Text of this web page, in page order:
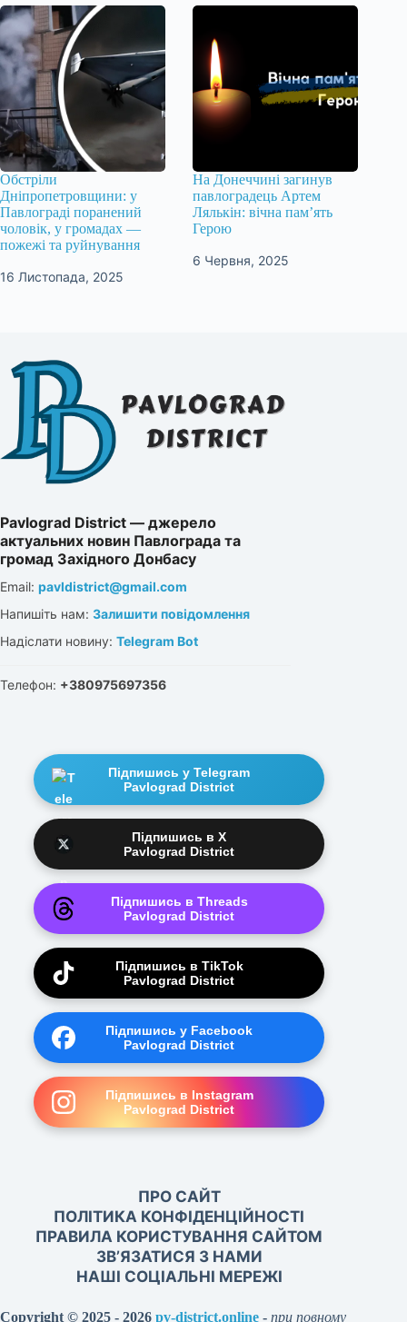
Обстріли
Дніпропетровщини: у
Павлограді поранений
чоловік, у громадах —
пожежі та руйнування
16 Листопада, 2025
На Донеччині загинув
павлоградець Артем
Лялькін: вічна пам’ять
Герою
6 Червня, 2025
Pavlograd District — джерело
актуальних новин Павлограда та
громад Західного Донбасу
Email: pavldistrict@gmail.com
Напишіть нам: Залишити повідомлення
Надіслати новину: Telegram Bot
Телефон: +380975697356
Підпишись у Telegram
Pavlograd District
Підпишись в X
Pavlograd District
Підпишись в Threads
Pavlograd District
Підпишись в TikTok
Pavlograd District
Підпишись у Facebook
Pavlograd District
Підпишись в Instagram
Pavlograd District
ПРО САЙТ
ПОЛІТИКА КОНФІДЕНЦІЙНОСТІ
ПРАВИЛА КОРИСТУВАННЯ САЙТОМ
ЗВ’ЯЗАТИСЯ З НАМИ
НАШІ СОЦІАЛЬНІ МЕРЕЖІ
Copyright © 2025 - 2026 pv-district.online - при повному